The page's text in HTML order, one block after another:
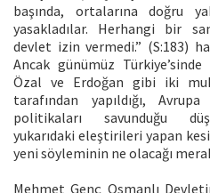
başında, ortalarına doğru
yasakladılar. Herhangi bir
devlet izin vermedi.” (S:183)
Ancak günümüz
Özal ve Erdoğan gibi iki
tarafından yapıldığı,
politikaları savunduğu
yukarıdaki eleştirileri yapan
yeni söyleminin ne olacağı
Mehmet Genç Osmanlı